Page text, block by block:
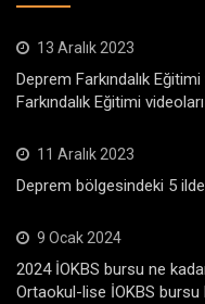
13 Aralık 2023
Deprem Farkındalık
Farkındalık Eğitimi
11 Aralık 2023
Deprem bölgesindeki 5
9 Ocak 2024
2024 İOKBS bursu ne
Ortaokul-lise İOKBS bursu